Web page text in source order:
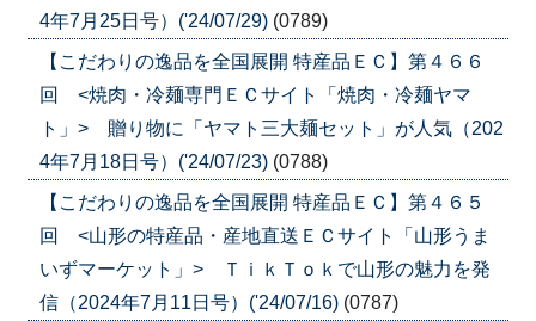
4年7月25日号）('24/07/29) (0789)
【こだわりの逸品を全国展開 特産品ＥＣ】第４６６
回 <焼肉・冷麺専門ＥＣサイト「焼肉・冷麺ヤマ
ト」> 贈り物に「ヤマト三大麺セット」が人気（202
4年7月18日号）('24/07/23) (0788)
【こだわりの逸品を全国展開 特産品ＥＣ】第４６５
回 <山形の特産品・産地直送ＥＣサイト「山形うま
いずマーケット」> ＴｉｋＴｏｋで山形の魅力を発
信（2024年7月11日号）('24/07/16) (0787)